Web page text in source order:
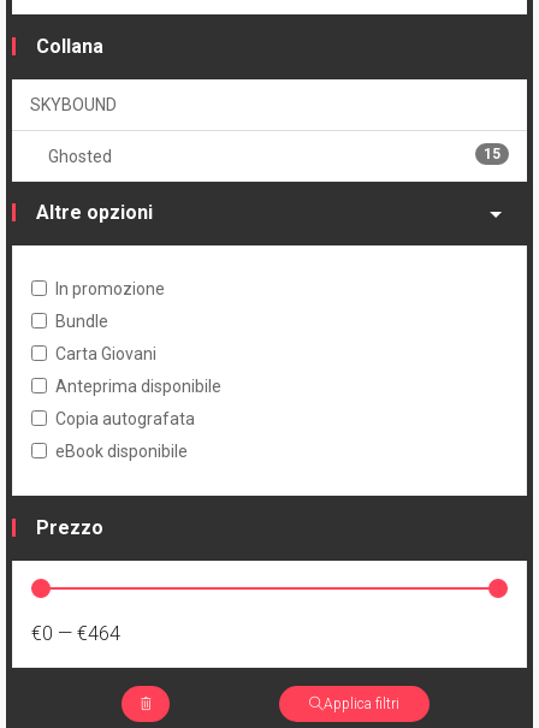
Collana
SKYBOUND
Ghosted 15
Altre opzioni
In promozione
Bundle
Carta Giovani
Anteprima disponibile
Copia autografata
eBook disponibile
Prezzo
€0 — €464
Applica filtri